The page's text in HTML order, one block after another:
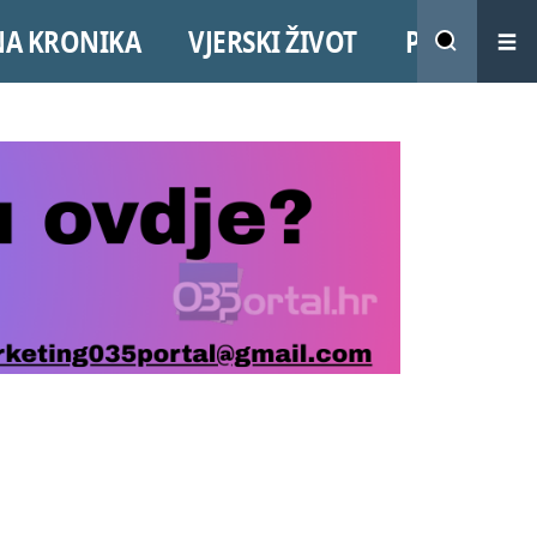
KRONIKA VJERSKI ŽIVOT PROMO